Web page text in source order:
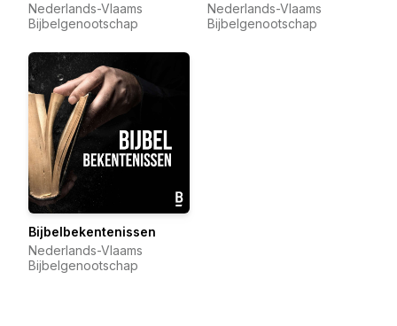
Nederlands-Vlaams
Bijbelgenootschap
Nederlands-Vlaams
Bijbelgenootschap
Bijbelbekentenissen
Nederlands-Vlaams
Bijbelgenootschap